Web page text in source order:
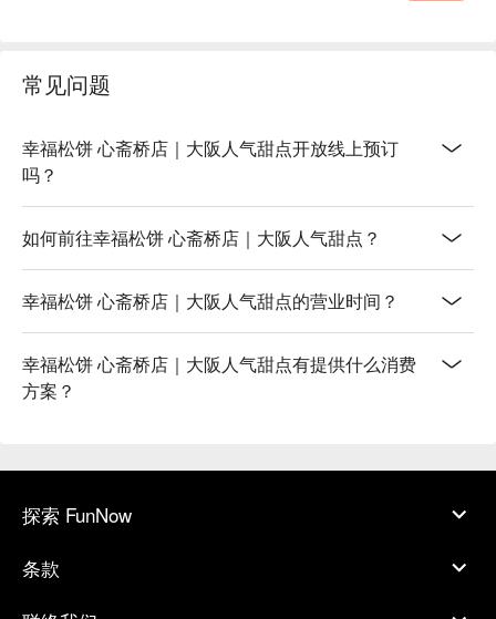
常见问题
幸福松饼 心斋桥店｜大阪人气甜点开放线上预订
吗？
如何前往幸福松饼 心斋桥店｜大阪人气甜点？
幸福松饼 心斋桥店｜大阪人气甜点的营业时间？
幸福松饼 心斋桥店｜大阪人气甜点有提供什么消费
方案？
探索 FunNow
条款